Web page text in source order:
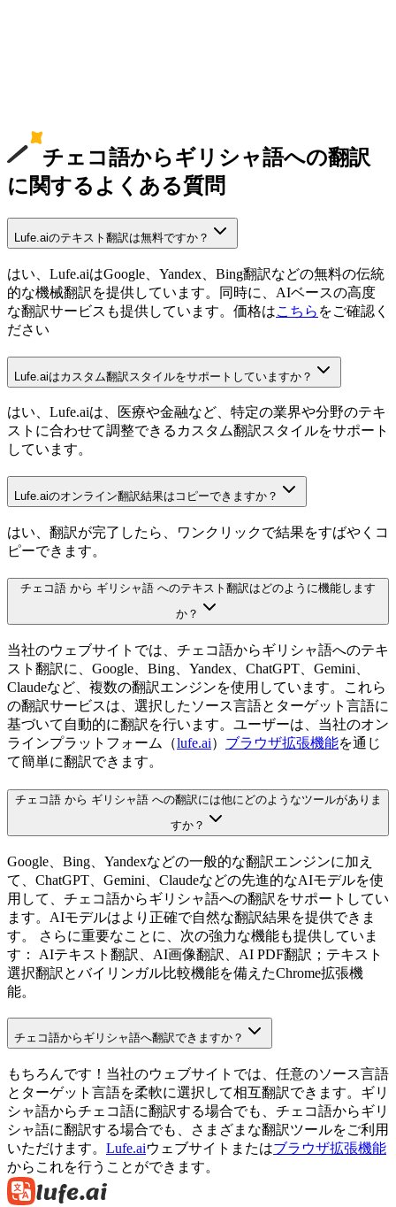
チェコ語からギリシャ語への翻訳
に関するよくある質問
Lufe.aiのテキスト翻訳は無料ですか？
はい、Lufe.aiはGoogle、Yandex、Bing翻訳などの無料の伝統
的な機械翻訳を提供しています。同時に、AIベースの高度
な翻訳サービスも提供しています。価格はこちら をご確認く
ださい
Lufe.aiはカスタム翻訳スタイルをサポートしていますか？
はい、Lufe.aiは、医療や金融など、特定の業界や分野のテキ
ストに合わせて調整できるカスタム翻訳スタイルをサポート
しています。
Lufe.aiのオンライン翻訳結果はコピーできますか？
はい、翻訳が完了したら、ワンクリックで結果をすばやくコ
ピーできます。
チェコ語 から ギリシャ語 へのテキスト翻訳はどのように機能します
か？
当社のウェブサイトでは、チェコ語からギリシャ語へのテキ
スト翻訳に、Google、Bing、Yandex、ChatGPT、Gemini、
Claudeなど、複数の翻訳エンジンを使用しています。これら
の翻訳サービスは、選択したソース言語とターゲット言語に
基づいて自動的に翻訳を行います。ユーザーは、当社のオン
ラインプラットフォーム（lufe.ai） ブラウザ拡張機能を通じ
て簡単に翻訳できます。
チェコ語 から ギリシャ語 への翻訳には他にどのようなツールがありま
すか？
Google、Bing、Yandexなどの一般的な翻訳エンジンに加え
て、ChatGPT、Gemini、Claudeなどの先進的なAIモデルを使
用して、チェコ語からギリシャ語への翻訳をサポートしてい
ます。AIモデルはより正確で自然な翻訳結果を提供できま
す。 さらに重要なことに、次の強力な機能も提供していま
す： AIテキスト翻訳、AI画像翻訳、AI PDF翻訳；テキスト
選択翻訳とバイリンガル比較機能を備えたChrome拡張機
能。
チェコ語からギリシャ語へ翻訳できますか？
もちろんです！当社のウェブサイトでは、任意のソース言語
とターゲット言語を柔軟に選択して相互翻訳できます。ギリ
シャ語からチェコ語に翻訳する場合でも、チェコ語からギリ
シャ語に翻訳する場合でも、さまざまな翻訳ツールをご利用
いただけます。 Lufe.aiウェブサイトまたはブラウザ拡張機能
からこれを行うことができます。